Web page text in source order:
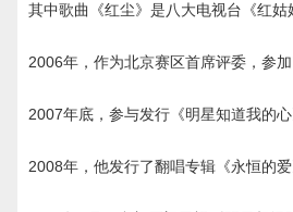
其中歌曲《红尘》是八大电视台《红
2006年，作为北京赛区首席评委，参
2007年底，参与发行《明星知道我的
2008年，他发行了翻唱专辑《永恒的